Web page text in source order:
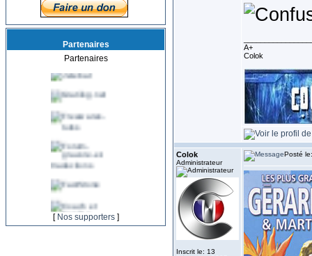
Partenaires
Partenaires
[ Nos supporters]
A+
Colok
Colok
Administrateur
Inscrit le: 13
Posté